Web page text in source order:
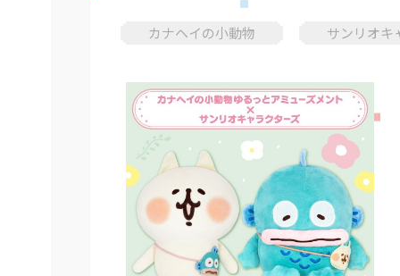
カナヘイの小動物 サンリオキ